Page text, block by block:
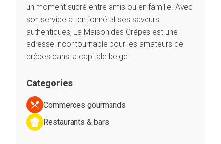
un moment sucré entre amis ou en famille. Avec
son service attentionné et ses saveurs
authentiques, La Maison des Crêpes est une
adresse incontournable pour les amateurs de
crêpes dans la capitale belge.
Categories
Commerces gourmands
Restaurants & bars